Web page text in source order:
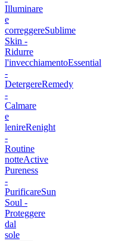
Illuminare
e
correggereSublime
Skin -
Ridurre
l'invecchiamentoEssential
-
DetergereRemedy
-
Calmare
e
lenireRenight
-
Routine
notteActive
Pureness
-
PurificareSun
Soul -
Proteggere
dal
sole